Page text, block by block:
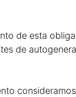
de esta
de